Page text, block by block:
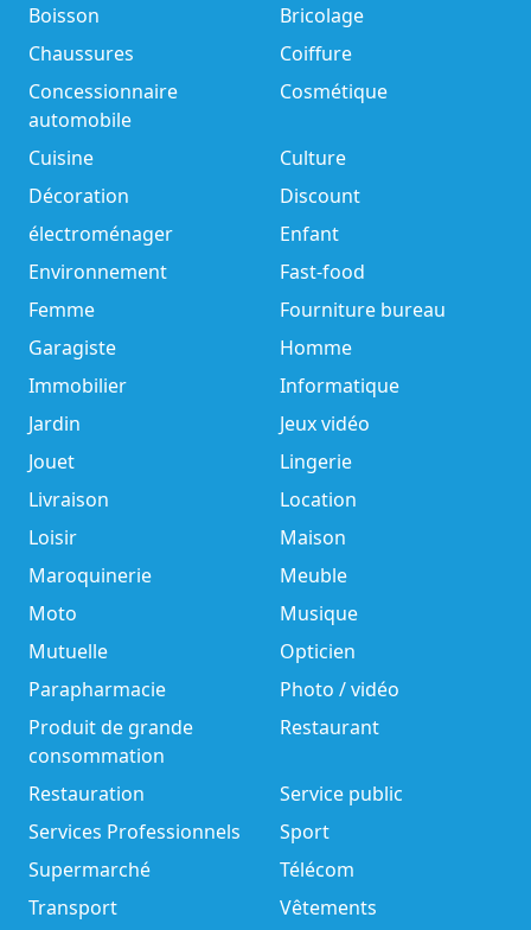
Boisson
Bricolage
Chaussures
Coiffure
Concessionnaire
automobile
Cosmétique
Cuisine
Culture
Décoration
Discount
électroménager
Enfant
Environnement
Fast-food
Femme
Fourniture bureau
Garagiste
Homme
Immobilier
Informatique
Jardin
Jeux vidéo
Jouet
Lingerie
Livraison
Location
Loisir
Maison
Maroquinerie
Meuble
Moto
Musique
Mutuelle
Opticien
Parapharmacie
Photo / vidéo
Produit de grande
consommation
Restaurant
Restauration
Service public
Services Professionnels
Sport
Supermarché
Télécom
Transport
Vêtements